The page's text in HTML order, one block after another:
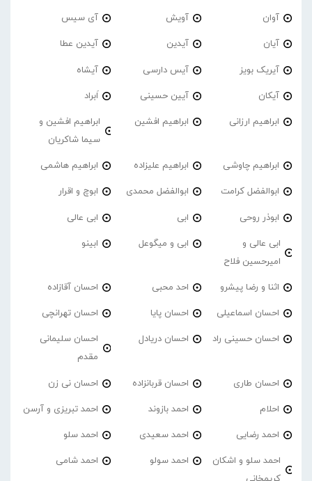
آوان آویش آی سیس
آیان آیدین آیدین عطا
آیریک بویز آیس دارسی آیشاه
آیکان آیین حسینی اَبراد
ابراهیم ارزانی ابراهیم افشین
ابراهیم افشین و
سیما شاکریان
ابراهیم چاوشی ابراهیم علیزاده ابراهیم هاشمی
ابوالفضل کرامت ابوالفضل محمدی ابوچ و اقرار
ابوذر روحی ابی ابی عالی
ابی عالی و
امیرحسین فلاح
ابی و میگوعل ابینو
اثنا و رضا پیشرو احد محبی احسان آقازاده
احسان اسماعیلی احسان پایا احسان تهرانچی
احسان حسینی راد احسان دریادل
احسان سلیمانی
مقدم
احسان طاری احسان قربانزاده احسان نی زن
احلام احمد بازوند احمد تبریزی و آرسن
احمد‌ رضایی احمد سعیدی احمد سلو
احمد سلو و اشکان
احمد سولو احمد شامی